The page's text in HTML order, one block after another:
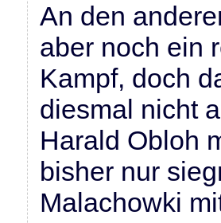
An den
aber noch ein
Kampf, doch
diesmal nicht
Harald Obloh
bisher nur
Malachowki